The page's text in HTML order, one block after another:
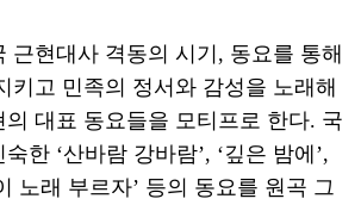
근현대사 격동의 시기 , 동요를 통해
키고 민족의 정서와 감성을 노래해
의 대표 동요들을 모티프로 한다. 국
숙한 ‘산바람 강바람’, ‘깊은 밤에 ’,
노래 부르자’ 등의 동요를 원곡 그